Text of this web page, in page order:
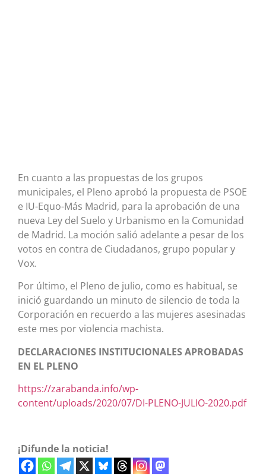
En cuanto a las propuestas de los grupos
municipales, el Pleno aprobó la propuesta de PSOE
e IU-Equo-Más Madrid, para la aprobación de una
nueva Ley del Suelo y Urbanismo en la Comunidad
de Madrid. La moción salió adelante a pesar de los
votos en contra de Ciudadanos, grupo popular y
Vox.
Por último, el Pleno de julio, como es habitual, se
inició guardando un minuto de silencio de toda la
Corporación en recuerdo a las mujeres asesinadas
este mes por violencia machista.
DECLARACIONES INSTITUCIONALES APROBADAS
EN EL PLENO
https://zarabanda.info/wp-
content/uploads/2020/07/DI-PLENO-JULIO-2020.pdf
¡Difunde la noticia!